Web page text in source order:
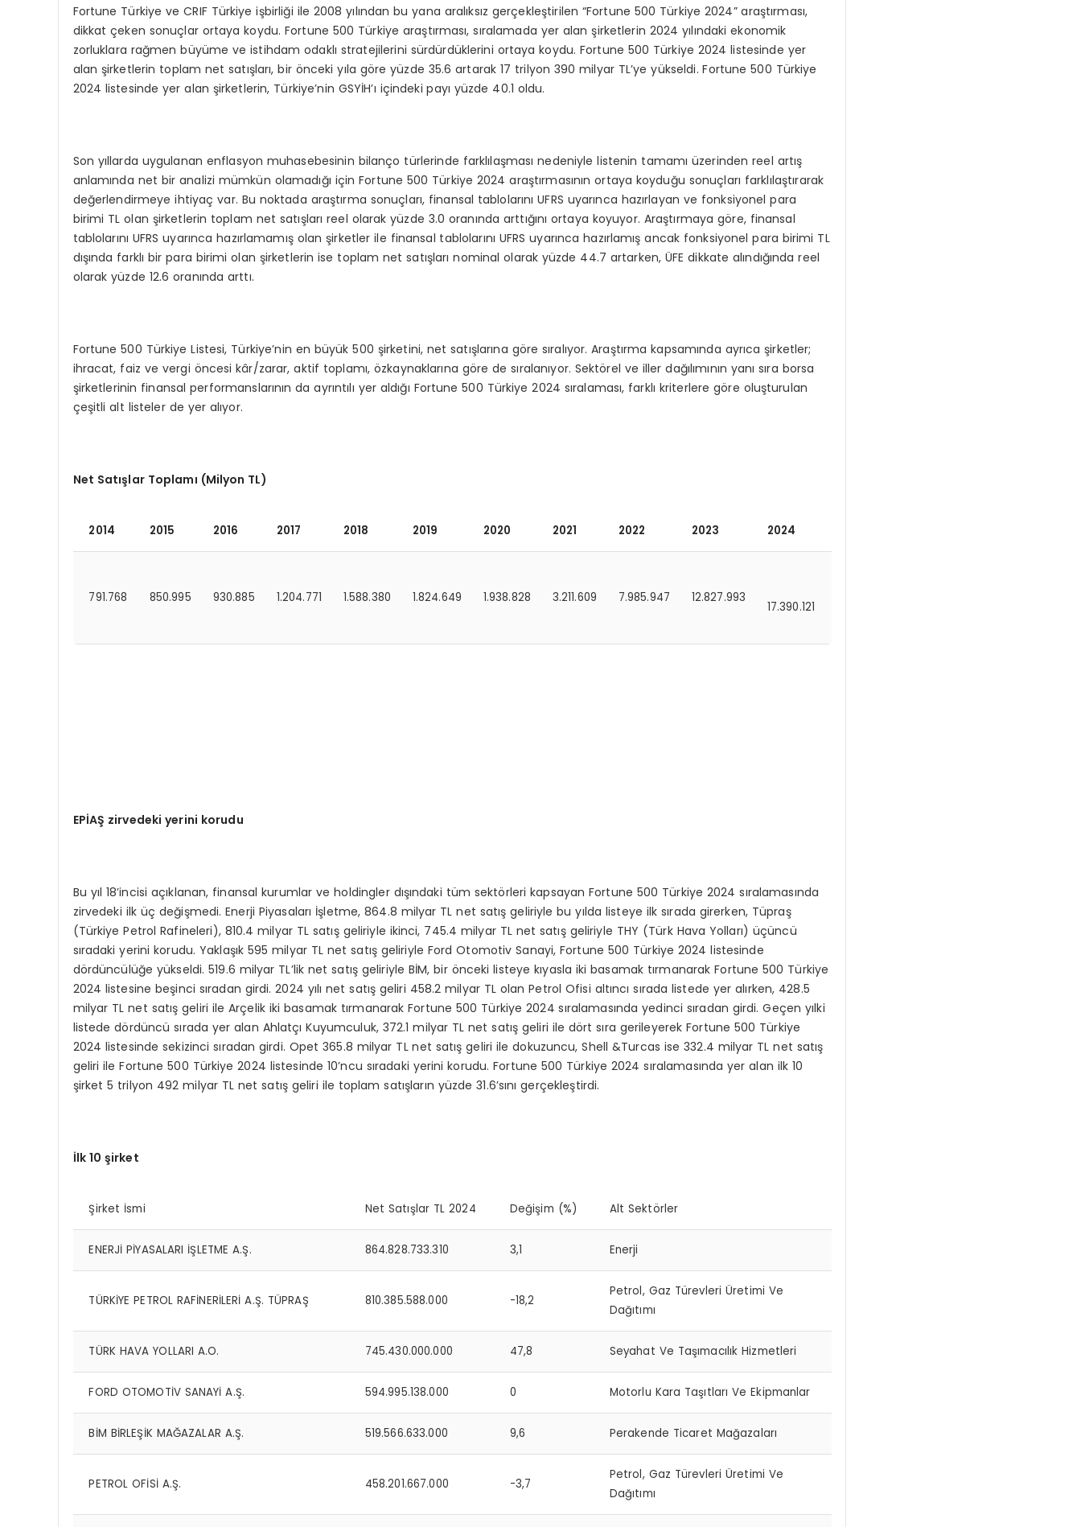
Fortune Türkiye ve CRIF Türkiye işbirliği ile 2008 yılından bu yana aralıksız gerçekleştirilen “Fortune 500 Türkiye 2024” araştırması,
dikkat çeken sonuçlar ortaya koydu. Fortune 500 Türkiye araştırması, sıralamada yer alan şirketlerin 2024 yılındaki ekonomik
zorluklara rağmen büyüme ve istihdam odaklı stratejilerini sürdürdüklerini ortaya koydu. Fortune 500 Türkiye 2024 listesinde yer
alan şirketlerin toplam net satışları, bir önceki yıla göre yüzde 35.6 artarak 17 trilyon 390 milyar TL’ye yükseldi. Fortune 500 Türkiye
2024 listesinde yer alan şirketlerin, Türkiye’nin GSYİH’ı içindeki payı yüzde 40.1 oldu.
Son yıllarda uygulanan enflasyon muhasebesinin bilanço türlerinde farklılaşması nedeniyle listenin tamamı üzerinden reel artış
anlamında net bir analizi mümkün olamadığı için Fortune 500 Türkiye 2024 araştırmasının ortaya koyduğu sonuçları farklılaştırarak
değerlendirmeye ihtiyaç var. Bu noktada araştırma sonuçları, finansal tablolarını UFRS uyarınca hazırlayan ve fonksiyonel para
birimi TL olan şirketlerin toplam net satışları reel olarak yüzde 3.0 oranında arttığını ortaya koyuyor. Araştırmaya göre, finansal
tablolarını UFRS uyarınca hazırlamamış olan şirketler ile finansal tablolarını UFRS uyarınca hazırlamış ancak fonksiyonel para birimi TL
dışında farklı bir para birimi olan şirketlerin ise toplam net satışları nominal olarak yüzde 44.7 artarken, ÜFE dikkate alındığında reel
olarak yüzde 12.6 oranında arttı.
Fortune 500 Türkiye Listesi, Türkiye’nin en büyük 500 şirketini, net satışlarına göre sıralıyor. Araştırma kapsamında ayrıca şirketler;
ihracat, faiz ve vergi öncesi kâr/zarar, aktif toplamı, özkaynaklarına göre de sıralanıyor. Sektörel ve iller dağılımının yanı sıra borsa
şirketlerinin finansal performanslarının da ayrıntılı yer aldığı Fortune 500 Türkiye 2024 sıralaması, farklı kriterlere göre oluşturulan
çeşitli alt listeler de yer alıyor.
Net Satışlar Toplamı (Milyon TL)
2014 2015 2016 2017 2018 2019 2020 2021 2022 2023 2024
791.768 850.995 930.885 1.204.771 1.588.380 1.824.649 1.938.828 3.211.609 7.985.947 12.827.993
17.390.121
EPİAŞ zirvedeki yerini korudu
Bu yıl 18’incisi açıklanan, finansal kurumlar ve holdingler dışındaki tüm sektörleri kapsayan Fortune 500 Türkiye 2024 sıralamasında
zirvedeki ilk üç değişmedi. Enerji Piyasaları İşletme, 864.8 milyar TL net satış geliriyle bu yılda listeye ilk sırada girerken, Tüpraş
(Türkiye Petrol Rafineleri), 810.4 milyar TL satış geliriyle ikinci, 745.4 milyar TL net satış geliriyle THY (Türk Hava Yolları) üçüncü
sıradaki yerini korudu. Yaklaşık 595 milyar TL net satış geliriyle Ford Otomotiv Sanayi, Fortune 500 Türkiye 2024 listesinde
dördüncülüğe yükseldi. 519.6 milyar TL’lik net satış geliriyle BİM, bir önceki listeye kıyasla iki basamak tırmanarak Fortune 500 Türkiye
2024 listesine beşinci sıradan girdi. 2024 yılı net satış geliri 458.2 milyar TL olan Petrol Ofisi altıncı sırada listede yer alırken, 428.5
milyar TL net satış geliri ile Arçelik iki basamak tırmanarak Fortune 500 Türkiye 2024 sıralamasında yedinci sıradan girdi. Geçen yılki
listede dördüncü sırada yer alan Ahlatçı Kuyumculuk, 372.1 milyar TL net satış geliri ile dört sıra gerileyerek Fortune 500 Türkiye
2024 listesinde sekizinci sıradan girdi. Opet 365.8 milyar TL net satış geliri ile dokuzuncu, Shell &Turcas ise 332.4 milyar TL net satış
geliri ile Fortune 500 Türkiye 2024 listesinde 10’ncu sıradaki yerini korudu. Fortune 500 Türkiye 2024 sıralamasında yer alan ilk 10
şirket 5 trilyon 492 milyar TL net satış geliri ile toplam satışların yüzde 31.6’sını gerçekleştirdi.
İlk 10 şirket
Şirket İsmi Net Satışlar TL 2024 Değişim (%) Alt Sektörler
ENERJİ PİYASALARI İŞLETME A.Ş. 864.828.733.310 3,1 Enerji
TÜRKİYE PETROL RAFİNERİLERİ A.Ş. TÜPRAŞ 810.385.588.000 -18,2
Petrol, Gaz Türevleri Üretimi Ve
Dağıtımı
TÜRK HAVA YOLLARI A.O. 745.430.000.000 47,8 Seyahat Ve Taşımacılık Hizmetleri
FORD OTOMOTİV SANAYİ A.Ş. 594.995.138.000 0 Motorlu Kara Taşıtları Ve Ekipmanlar
BİM BİRLEŞİK MAĞAZALAR A.Ş. 519.566.633.000 9,6 Perakende Ticaret Mağazaları
PETROL OFİSİ A.Ş. 458.201.667.000 -3,7
Petrol, Gaz Türevleri Üretimi Ve
Dağıtımı